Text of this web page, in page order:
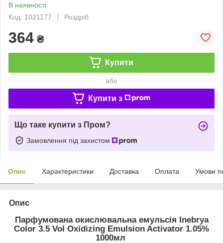
В наявності
Код: 1021177
Роздріб
364 ₴
Купити
або
Купити з
Що таке купити з Пром?
Замовлення під захистом
Опис Характеристики Доставка Оплата Умови
Опис
Парфумована окислювальна емульсія Inebrya
Color 3.5 Vol Oxidizing Emulsion Activator 1.05%
1000мл